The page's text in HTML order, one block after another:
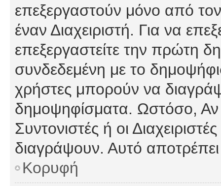
επεξεργαστούν μόνο από
έναν Διαχειριστή. Για να
επεξεργαστείτε την πρώτη
συνδεδεμένη με το
χρήστες μπορούν να
δημοψηφίσματα. Ωστόσο, Αν
Συντονιστές ή οι
διαγράψουν. Αυτό
Κορυφή